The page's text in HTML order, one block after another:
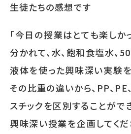
生徒たちの感想です
「今日の授業はとても楽しか
分かれて、水、飽和食塩水、
液体を使った興味深い実験
その比重の違いから、 PP、 PE、
スチックを区別することがで
興味深い授業を企画してく